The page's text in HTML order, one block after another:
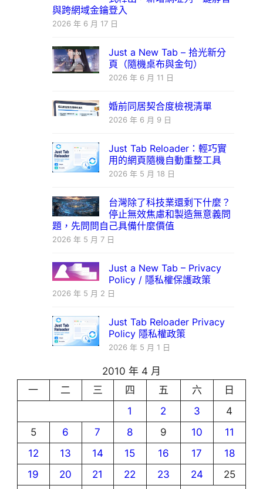
與跨網域金鑰登入
2026 年 6 月 17 日
Just a New Tab – 拾光新分
頁（隨機桌布與金句）
2026 年 6 月 11 日
婚前同居契合度檢視清單
2026 年 6 月 9 日
Just Tab Reloader：輕巧實
用的網頁隨機自動重整工具
2026 年 5 月 18 日
台灣除了科技業還剩下什麼？
停止無效焦慮和製造無意義問
題，先問問自己具備什麼價值
2026 年 5 月 7 日
Just a New Tab – Privacy
Policy / 隱私權保護政策
2026 年 5 月 2 日
Just Tab Reloader Privacy
Policy 隱私權政策
2026 年 5 月 1 日
2010 年 4 月
一
二 三 四 五 六
日
1
2 3
4
5
6 7 8 9 10
11
12
13 14 15 16 17
18
19
20 21 22 23 24
25